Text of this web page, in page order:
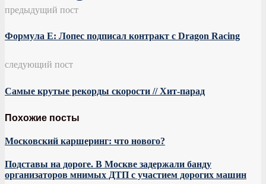
предыдущий пост
Формула Е: Лопес подписал контракт с Dragon Racing
следующий пост
Самые крутые рекорды скорости // Хит-парад
Похожие посты
Московский каршеринг: что нового?
Подставы на дороге. В Москве задержали банду
организаторов мнимых ДТП с участием дорогих машин